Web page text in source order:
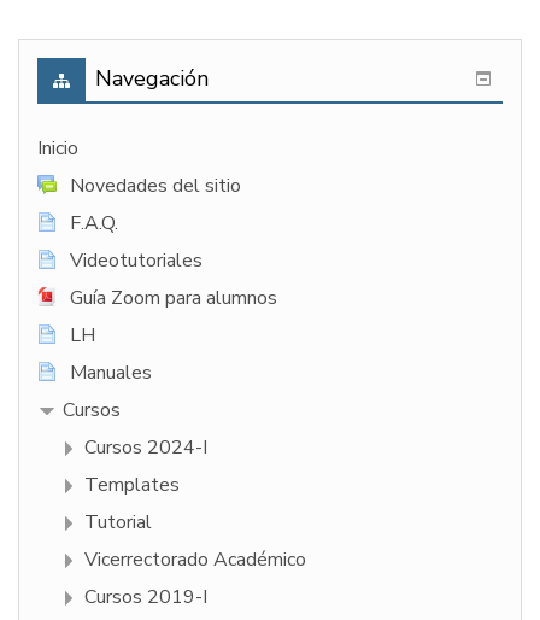
Navegación
Inicio
Novedades del sitio
F.A.Q.
Videotutoriales
Guía Zoom para alumnos
LH
Manuales
Cursos
Cursos 2024-I
Templates
Tutorial
Vicerrectorado Académico
Cursos 2019-I